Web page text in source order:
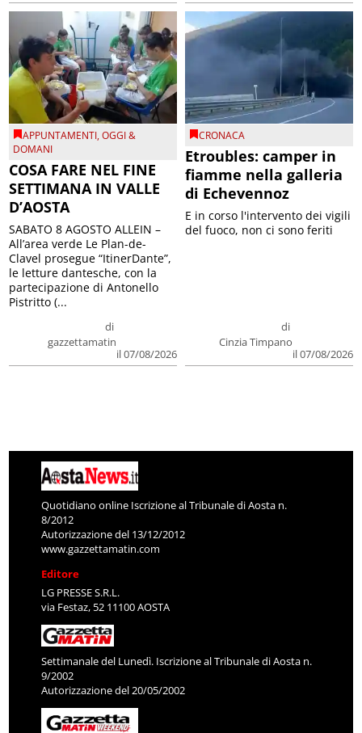
APPUNTAMENTI,OGGI &
DOMANI
COSA FARE NEL FINE
SETTIMANA IN VALLE
D’AOSTA
di
gazzettamatin
il 07/08/2026
SABATO 8 AGOSTO ALLEIN –
All’area verde Le Plan-de-
Clavel prosegue “ItinerDante”,
le letture dantesche, con la
partecipazione di Antonello
Pistritto (...
CRONACA
Etroubles: camper in
fiamme nella galleria
di Echevennoz
di
Cinzia Timpano
il 07/08/2026
E in corso l'intervento dei vigili
del fuoco, non ci sono feriti
Quotidiano online Iscrizione al Tribunale di Aosta n.
8/2012
Autorizzazione del 13/12/2012
www.gazzettamatin.com
Editore
LG PRESSE S.R.L.
via Festaz, 52 11100 AOSTA
Settimanale del Lunedì. Iscrizione al Tribunale di Aosta n.
9/2002
Autorizzazione del 20/05/2002